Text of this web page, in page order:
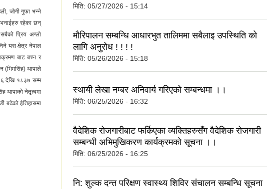
जोगी गुफा भन्ने
भनाईहरु रहेका छन्
प्रिय अग्लो
यस क्षेत्र नेपाल
बाट बच्न र
(भिमसिंह) थापाले
देखि १८३७ सम्म
थापाको नेतृत्वमा
बढेको ईतिहासमा
मिति: 05/27/2026 - 15:14
मौरिपालन सम्बन्धि आधारभुत तालिममा सबैलाइ उपस्थिति को
लागि अनुरोध ! ! ! !
मिति: 05/26/2026 - 15:18
स्थायी लेखा नम्बर अनिवार्य गरिएको सम्बन्धमा ।।
मिति: 06/25/2026 - 16:32
वैदेशिक रोजगारीबाट फर्किएका व्यक्तिहरुसँग वैदेशिक रोजगारी
सम्बन्धी अभिमुखिकरण कार्यक्रमको सूचना ।।
मिति: 06/25/2026 - 16:25
नि: शुल्क दन्त परिक्षण स्वास्थ्य शिविर संचालन सम्बन्धि सूचना